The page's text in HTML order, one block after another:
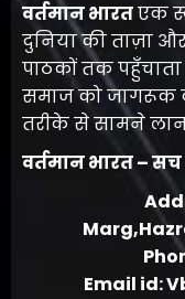
वर्तमान भारतएक
दुनिया की ताज़ा
पाठकों तक पहुँचाता
समाज को जागरूक
तरीके से सामने
वर्तमान भारत –
Email id: